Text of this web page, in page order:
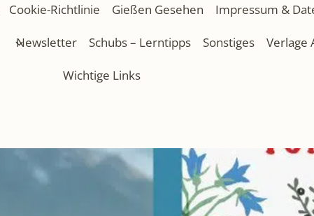
Cookie-Richtlinie Gießen Gesehen Impressum &
Newsletter Schubs – Lerntipps Sonstiges Verlage
Wichtige Links